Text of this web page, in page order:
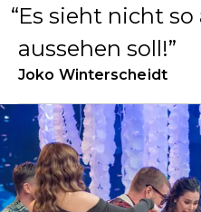
Es sieht nicht so
aussehen soll!
Joko Winterscheidt